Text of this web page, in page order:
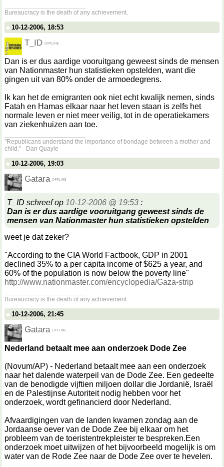
Bureaucracy is the death of any achievement.
10-12-2006, 18:53
T_ID
Dan is er dus aardige vooruitgang geweest sinds de mensen
van Nationmaster hun statistieken opstelden, want die
gingen uit van 80% onder de armoedegrens.
Ik kan het de emigranten ook niet echt kwalijk nemen, sinds
Fatah en Hamas elkaar naar het leven staan is zelfs het
normale leven er niet meer veilig, tot in de operatiekamers
van ziekenhuizen aan toe.
"Republicans understand the importance of bondage between a mother and
child." - Dan Quayle
10-12-2006, 19:03
Gatara
T_ID schreef op 10-12-2006 @ 19:53 :
Dan is er dus aardige vooruitgang geweest sinds de
mensen van Nationmaster hun statistieken opstelden
weet je dat zeker?
"According to the CIA World Factbook, GDP in 2001
declined 35% to a per capita income of $625 a year, and
60% of the population is now below the poverty line"
http://www.nationmaster.com/encyclopedia/Gaza-strip
Bureaucracy is the death of any achievement.
10-12-2006, 21:45
Gatara
Nederland betaalt mee aan onderzoek Dode Zee
(Novum/AP) - Nederland betaalt mee aan een onderzoek
naar het dalende waterpeil van de Dode Zee. Een gedeelte
van de benodigde vijftien miljoen dollar die Jordanië, Israël
en de Palestijnse Autoriteit nodig hebben voor het
onderzoek, wordt gefinancierd door Nederland.
Afvaardigingen van de landen kwamen zondag aan de
Jordaanse oever van de Dode Zee bij elkaar om het
probleem van de toeristentrekpleister te bespreken.Een
onderzoek moet uitwijzen of het bijvoorbeeld mogelijk is om
water van de Rode Zee naar de Dode Zee over te hevelen.